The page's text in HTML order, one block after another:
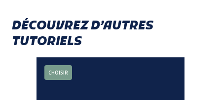
DÉCOUVREZ D’AUTRES
TUTORIELS
CHOISIR